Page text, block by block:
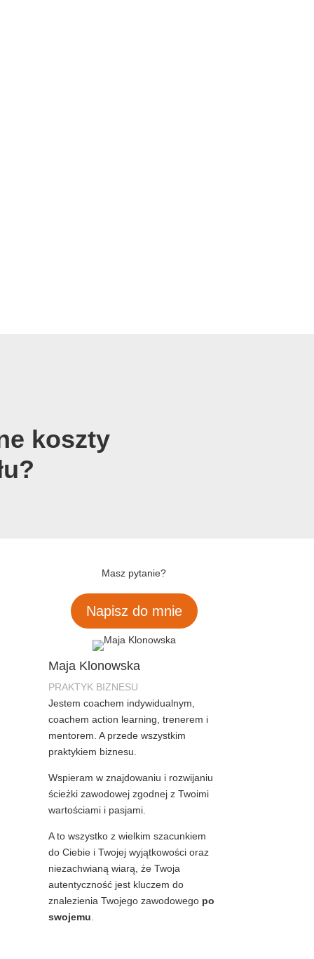
koszty
Masz pytanie?
Napisz do mnie
Maja Klonowska
PRAKTYK BIZNESU
Jestem coachem indywidualnym,
coachem action learning, trenerem i
mentorem. A przede wszystkim
praktykiem biznesu.
Wspieram w znajdowaniu i rozwijaniu
ścieżki zawodowej zgodnej z Twoimi
wartościami i pasjami.
A to wszystko z wielkim szacunkiem
do Ciebie i Twojej wyjątkowości oraz
niezachwianą wiarą, że Twoja
autentyczność jest kluczem do
znalezienia Twojego zawodowego po
swojemu